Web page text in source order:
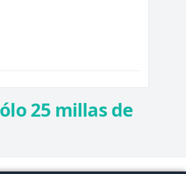
25 millas de